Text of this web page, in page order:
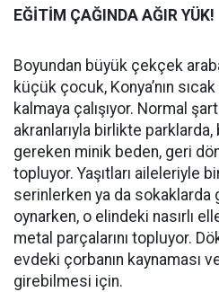
EĞİTİM ÇAĞINDA AĞIR YÜK!
Boyundan büyük çekçek
küçük çocuk, Konya’nın
kalmaya çalışıyor. Normal
akranlarıyla birlikte
gereken minik beden, geri
topluyor. Yaşıtları aileleriyle
serinlerken ya da sokaklarda
oynarken, o elindeki nasırlı
metal parçalarını topluyor.
evdeki çorbanın kaynaması
girebilmesi için.